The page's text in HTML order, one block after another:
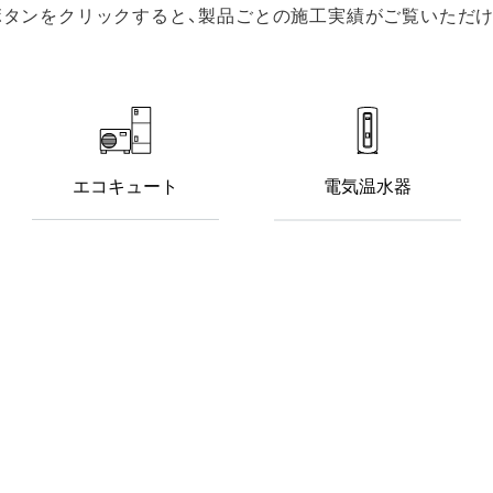
ンをクリックすると、製品ごとの施工実績がご覧いただ
エコキュート 電気温水器